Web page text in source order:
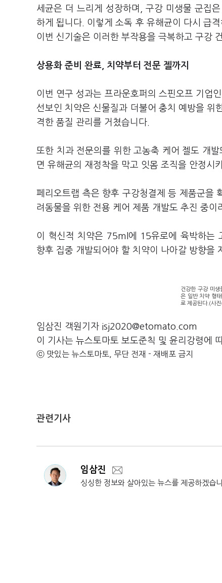
세균은 더 느리게 성장하며, 구강 미생물 군집
하게 됩니다. 이렇게 소독 후 유해균이 다시 급
이번 신기술은 이러한 부작용을 극복하고 구강
상용화 준비 완료, 치약부터 전문 젤까지
이번 연구 성과는 프라운호퍼의 스핀오프 기업
선보인 치약은 신물질과 더불어 충치 예방을 위
격한 품질 관리를 거쳤습니다.
또한 치과 전문의를 위한 고농축 케어 젤도 개
면 유해균의 재정착을 막고 잇몸 조직을 안정시
페리오트랩 측은 향후 구강청결제 등 제품군을
려동물을 위한 전용 케어 제품 개발도 추진 중이
이 혁신적 치약은 75ml에 15유로에 육박하는
향후 집중 개발되어야 할 치약이 나아갈 방향을
건강한 구강 미생
은 일반 치약 형
로 제공된다.(사
임삼진 객원기자 isj2020@etomato.com
이 기사는 뉴스토마토 보도준칙 및 윤리강령에
ⓒ 맛있는 뉴스토마토, 무단 전재 - 재배포 금지
관련기사
임삼진
싱싱한 정보와 살아있는 뉴스를 제공하겠습